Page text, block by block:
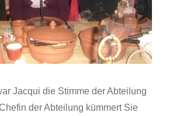
Jacqui die Stimme der Abteilung
der Abteilung kümmert Sie